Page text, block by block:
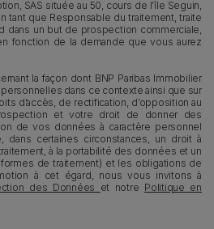
SAS située au 50, cours de l’île Seguin,
tant que Responsable du traitement, traite
dans un but de prospection commerciale,
fonction de la demande que vous aurez
la façon dont BNP Paribas Immobilier
dans ce contexte ainsi que sur
d’accès, de rectification, d’opposition au
et votre droit de donner des
de vos données à caractère personnel
certaines circonstances, un droit à
à la portabilité des données et un
formes de traitement) et les obligations de
à cet égard, nous vous invitons à
des Données et notre Politique en